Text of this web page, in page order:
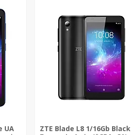
UA
ZTE Blade L8 1/16Gb Black